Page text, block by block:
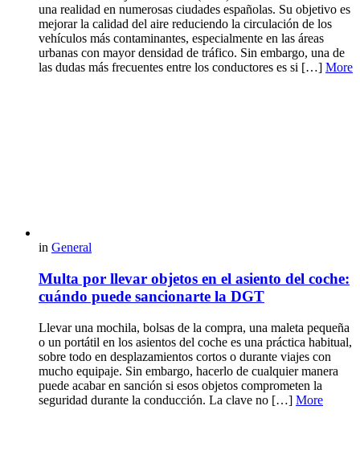
una realidad en numerosas ciudades españolas. Su objetivo es
mejorar la calidad del aire reduciendo la circulación de los
vehículos más contaminantes, especialmente en las áreas
urbanas con mayor densidad de tráfico. Sin embargo, una de
las dudas más frecuentes entre los conductores es si […] More
in General
Multa por llevar objetos en el asiento del coche:
cuándo puede sancionarte la DGT
Llevar una mochila, bolsas de la compra, una maleta pequeña
o un portátil en los asientos del coche es una práctica habitual,
sobre todo en desplazamientos cortos o durante viajes con
mucho equipaje. Sin embargo, hacerlo de cualquier manera
puede acabar en sanción si esos objetos comprometen la
seguridad durante la conducción. La clave no […] More